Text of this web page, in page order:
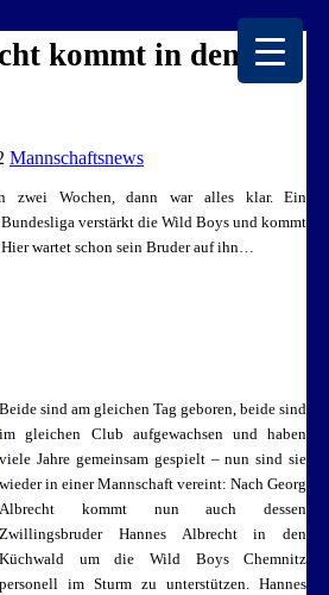
kommt in den
Mannschaftsnews
zwei Wochen, dann war alles klar. Ein
verstärkt die Wild Boys und kommt
wartet schon sein Bruder auf ihn…
Beide sind am gleichen Tag geboren, beide sind
im gleichen Club aufgewachsen und haben
viele Jahre gemeinsam gespielt – nun sind sie
wieder in einer Mannschaft vereint: Nach Georg
Albrecht kommt nun auch dessen
Zwillingsbruder Hannes Albrecht in den
Küchwald um die Wild Boys Chemnitz
personell im Sturm zu unterstützen. Hannes